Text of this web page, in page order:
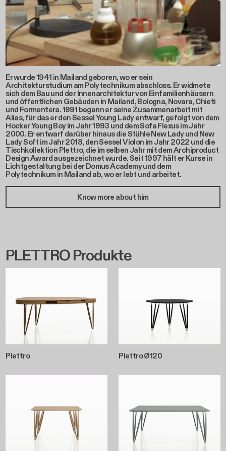
Er wurde 1941 in Mailand geboren, wo er sein
Architekturstudium am Polytechnikum abschloss. Er widmete
sich dem Bau und der Innenarchitektur von Einfamilienhäusern
und öffentlichen Gebäuden in Mailand, Bologna, Novara, Chieti
und Formentera. 1991 begann er seine Zusammenarbeit mit
Alias, für das er den Sessel Young Lady entwarf, gefolgt von dem
Hocker Young Boy im Jahr 1993 und dem Sofa Flexus im Jahr
2000. Er entwarf darüber hinaus die Stühle New Lady und New
Lady Soft im Jahr 2018, den Sessel Violon im Jahr 2022 und die
Tischkollektion Plettro, die im selben Jahr mit dem Archiproduct
Design Award ausgezeichnet wurde. Seit 1997 hält er Kurse in
Lichtgestaltung bei der Domus Academy und dem
Polytechnikum in Mailand ab, wo er lebt und arbeitet.
Know more about him
PLETTRO Produkte
Plettro Plettro Ø120